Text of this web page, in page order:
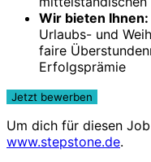
Wir bieten Ihnen:
Urlaubs- und
faire
Erfolgsprämie
Um dich für diesen
www.stepstone.de.